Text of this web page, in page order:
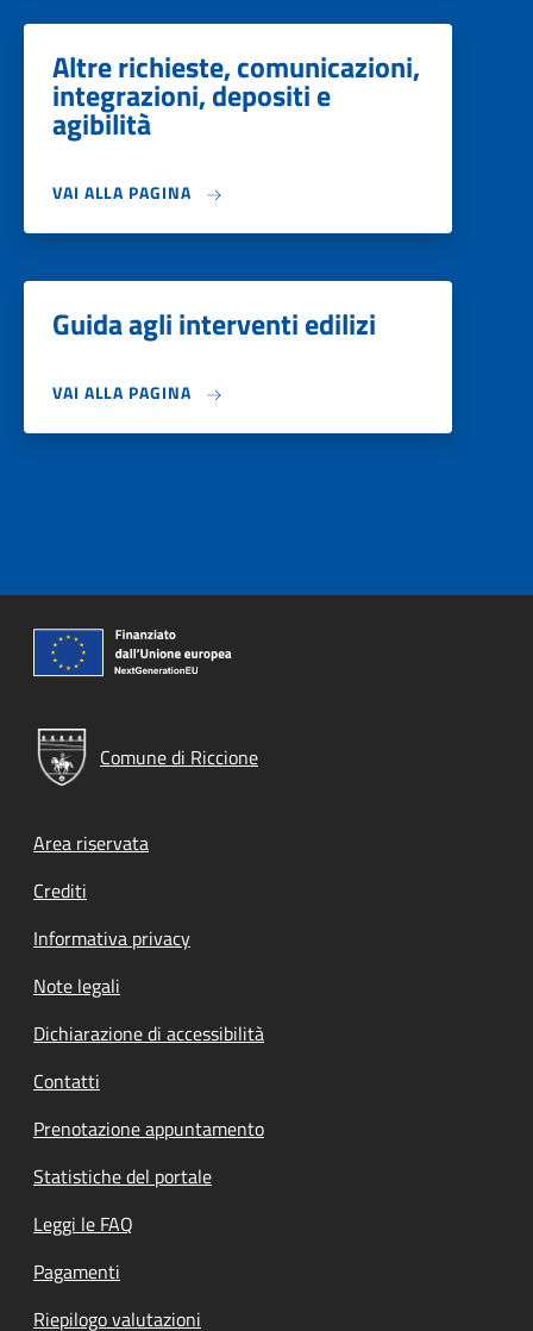
Altre richieste, comunicazioni,
integrazioni, depositi e
agibilità
VAI ALLA PAGINA
Guida agli interventi edilizi
VAI ALLA PAGINA
Comune di Riccione
Footer menu
Area riservata
Crediti
Informativa privacy
Note legali
Dichiarazione di accessibilità
Contatti
Prenotazione appuntamento
Statistiche del portale
Leggi le FAQ
Pagamenti
Riepilogo valutazioni